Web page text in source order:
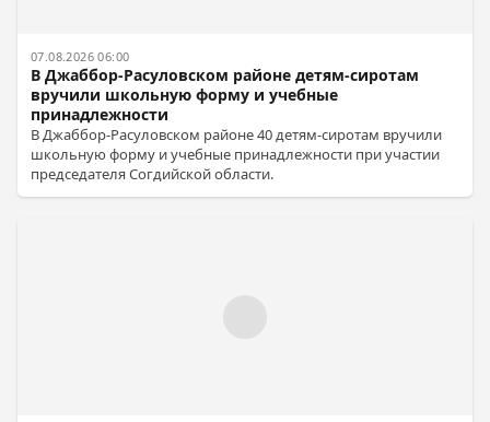
07.08.2026 06:00
В Джаббор-Расуловском районе детям-сиротам
вручили школьную форму и учебные
принадлежности
В Джаббор-Расуловском районе 40 детям-сиротам вручили
школьную форму и учебные принадлежности при участии
председателя Согдийской области.